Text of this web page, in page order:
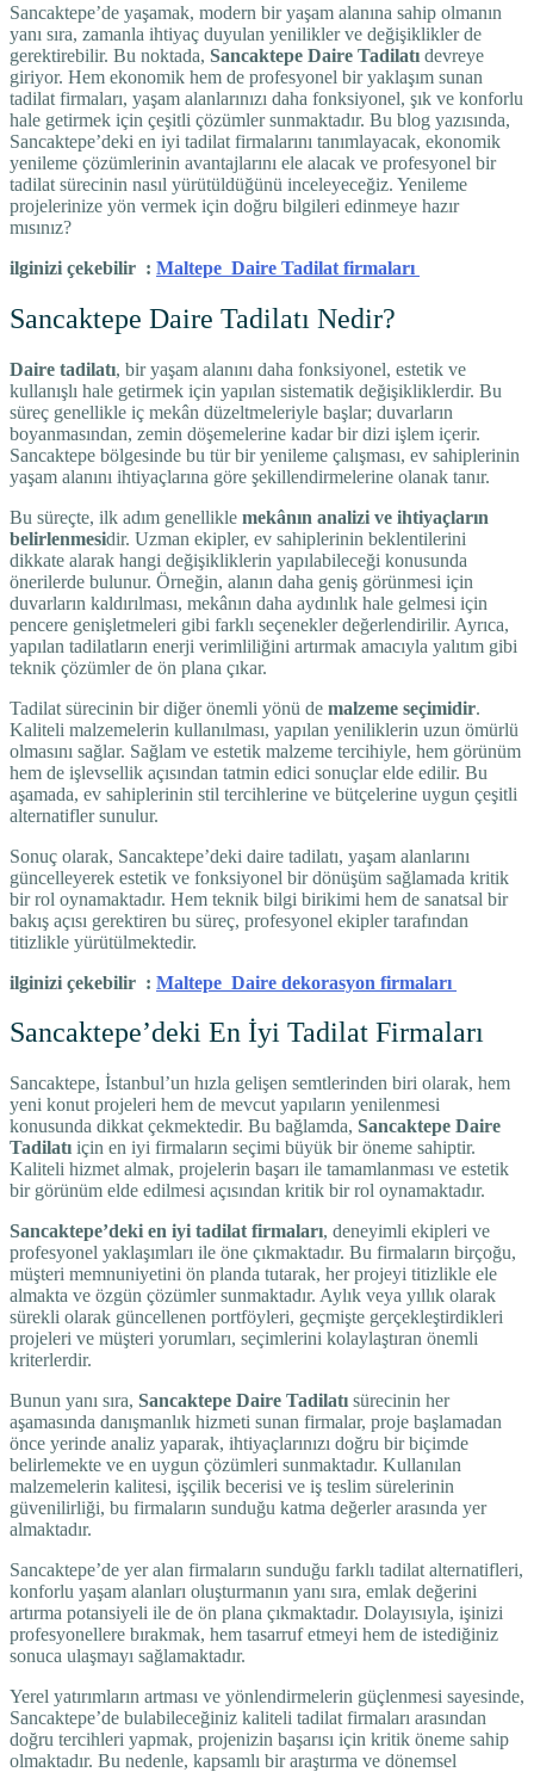
Sancaktepe’de yaşamak, modern bir yaşam alanına sahip olmanın
yanı sıra, zamanla ihtiyaç duyulan yenilikler ve değişiklikler de
gerektirebilir. Bu noktada, Sancaktepe Daire Tadilatı devreye
giriyor. Hem ekonomik hem de profesyonel bir yaklaşım sunan
tadilat firmaları, yaşam alanlarınızı daha fonksiyonel, şık ve konforlu
hale getirmek için çeşitli çözümler sunmaktadır. Bu blog yazısında,
Sancaktepe’deki en iyi tadilat firmalarını tanımlayacak, ekonomik
yenileme çözümlerinin avantajlarını ele alacak ve profesyonel bir
tadilat sürecinin nasıl yürütüldüğünü inceleyeceğiz. Yenileme
projelerinize yön vermek için doğru bilgileri edinmeye hazır
mısınız?
ilginizi çekebilir : Maltepe Daire Tadilat firmaları
Sancaktepe Daire Tadilatı Nedir?
Daire tadilatı, bir yaşam alanını daha fonksiyonel, estetik ve
kullanışlı hale getirmek için yapılan sistematik değişikliklerdir. Bu
süreç genellikle iç mekân düzeltmeleriyle başlar; duvarların
boyanmasından, zemin döşemelerine kadar bir dizi işlem içerir.
Sancaktepe bölgesinde bu tür bir yenileme çalışması, ev sahiplerinin
yaşam alanını ihtiyaçlarına göre şekillendirmelerine olanak tanır.
Bu süreçte, ilk adım genellikle mekânın analizi ve ihtiyaçların
belirlenmesidir. Uzman ekipler, ev sahiplerinin beklentilerini
dikkate alarak hangi değişikliklerin yapılabileceği konusunda
önerilerde bulunur. Örneğin, alanın daha geniş görünmesi için
duvarların kaldırılması, mekânın daha aydınlık hale gelmesi için
pencere genişletmeleri gibi farklı seçenekler değerlendirilir. Ayrıca,
yapılan tadilatların enerji verimliliğini artırmak amacıyla yalıtım gibi
teknik çözümler de ön plana çıkar.
Tadilat sürecinin bir diğer önemli yönü de malzeme seçimidir.
Kaliteli malzemelerin kullanılması, yapılan yeniliklerin uzun ömürlü
olmasını sağlar. Sağlam ve estetik malzeme tercihiyle, hem görünüm
hem de işlevsellik açısından tatmin edici sonuçlar elde edilir. Bu
aşamada, ev sahiplerinin stil tercihlerine ve bütçelerine uygun çeşitli
alternatifler sunulur.
Sonuç olarak, Sancaktepe’deki daire tadilatı, yaşam alanlarını
güncelleyerek estetik ve fonksiyonel bir dönüşüm sağlamada kritik
bir rol oynamaktadır. Hem teknik bilgi birikimi hem de sanatsal bir
bakış açısı gerektiren bu süreç, profesyonel ekipler tarafından
titizlikle yürütülmektedir.
ilginizi çekebilir : Maltepe Daire dekorasyon firmaları
Sancaktepe’deki En İyi Tadilat Firmaları
Sancaktepe, İstanbul’un hızla gelişen semtlerinden biri olarak, hem
yeni konut projeleri hem de mevcut yapıların yenilenmesi
konusunda dikkat çekmektedir. Bu bağlamda, Sancaktepe Daire
Tadilatı için en iyi firmaların seçimi büyük bir öneme sahiptir.
Kaliteli hizmet almak, projelerin başarı ile tamamlanması ve estetik
bir görünüm elde edilmesi açısından kritik bir rol oynamaktadır.
Sancaktepe’deki en iyi tadilat firmaları, deneyimli ekipleri ve
profesyonel yaklaşımları ile öne çıkmaktadır. Bu firmaların birçoğu,
müşteri memnuniyetini ön planda tutarak, her projeyi titizlikle ele
almakta ve özgün çözümler sunmaktadır. Aylık veya yıllık olarak
sürekli olarak güncellenen portföyleri, geçmişte gerçekleştirdikleri
projeleri ve müşteri yorumları, seçimlerini kolaylaştıran önemli
kriterlerdir.
Bunun yanı sıra, Sancaktepe Daire Tadilatı sürecinin her
aşamasında danışmanlık hizmeti sunan firmalar, proje başlamadan
önce yerinde analiz yaparak, ihtiyaçlarınızı doğru bir biçimde
belirlemekte ve en uygun çözümleri sunmaktadır. Kullanılan
malzemelerin kalitesi, işçilik becerisi ve iş teslim sürelerinin
güvenilirliği, bu firmaların sunduğu katma değerler arasında yer
almaktadır.
Sancaktepe’de yer alan firmaların sunduğu farklı tadilat alternatifleri,
konforlu yaşam alanları oluşturmanın yanı sıra, emlak değerini
artırma potansiyeli ile de ön plana çıkmaktadır. Dolayısıyla, işinizi
profesyonellere bırakmak, hem tasarruf etmeyi hem de istediğiniz
sonuca ulaşmayı sağlamaktadır.
Yerel yatırımların artması ve yönlendirmelerin güçlenmesi sayesinde,
Sancaktepe’de bulabileceğiniz kaliteli tadilat firmaları arasından
doğru tercihleri yapmak, projenizin başarısı için kritik öneme sahip
olmaktadır. Bu nedenle, kapsamlı bir araştırma ve dönemsel